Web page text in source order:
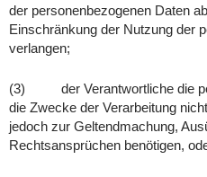
der personenbezogenen Daten
Einschränkung der Nutzung der
verlangen;
(3) der Verantwortliche die
die Zwecke der Verarbeitung
jedoch zur Geltendmachung,
Rechtsansprüchen benötigen,